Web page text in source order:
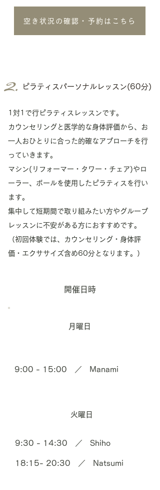
空き状況の確認・予約はこちら
ピラティスパーソナルレッスン(60分)
1対1で行ピラティスレッスンです。
カウンセリングと医学的な身体評価から、お
一人おひとりに合った的確なアプローチを行
っていきます。
​マシン(リフォーマー・タワー・チェア)やロ
ーラー、ボールを使用したピラティスを行い
ます。
集中して短期間で取り組みたい方やグループ
レッスンに不安がある方におすすめです。
（初回体験では、カウンセリング・身体評
価・エクササイズ含め60分となります。）
開催日時
月曜日
9:00 - 15:00 ／ Manami
火曜日
9:30 - 14:30 ／ Shiho
18:15- 20:30 ／ Natsumi